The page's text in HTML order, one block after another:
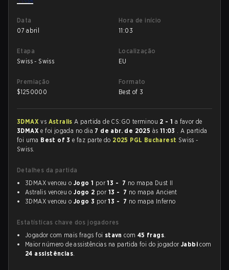
Data
07 abril
Hora de início
11:03
Etapa
Swiss - Swiss
Localização
EU
Premiação
$1250000
Formato
Best of 3
3DMAXvs AstralisA partida de CS:GO terminou 2 - 1 a favor de
3DMAXe foi jogada no dia 7 de abr. de 2025 às 11:03 . A partida
foi uma Best of 3e faz parte do 2025 PGL Bucharest Swiss -
Swiss.
Detalhes da partida
3DMAX venceu o Jogo 1 por13 - 7 no mapa Dust II
Astralis venceu oJogo 2 por 13 - 7 no mapa Ancient
3DMAX venceu o Jogo 3 por13 - 7 no mapa Inferno
Estatísticas chave dos jogadores
Jogador com mais frags foi stavn com 45 frags.
Maior número de assistências na partida foi do jogador Jabbi com
24 assistências.